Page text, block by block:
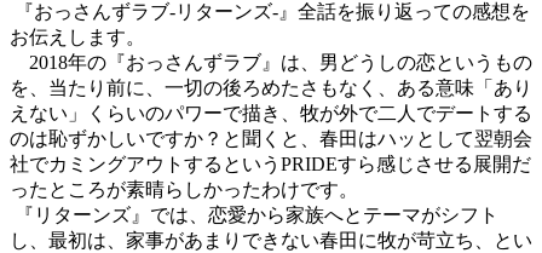
『おっさんずラブ-リターンズ-』全話を振り返っての感想を
お伝えします。
2018年の『おっさんずラブ』は、男どうしの恋というもの
を、当たり前に、一切の後ろめたさもなく、ある意味「あり
えない」くらいのパワーで描き、牧が外で二人でデートする
のは恥ずかしいですか？と聞くと、春田はハッとして翌朝会
社でカミングアウトするというPRIDEすら感じさせる展開だ
ったところが素晴らしかったわけです。
『リターンズ』では、恋愛から家族へとテーマがシフト
し、最初は、家事があまりできない春田に牧が苛立ち、とい